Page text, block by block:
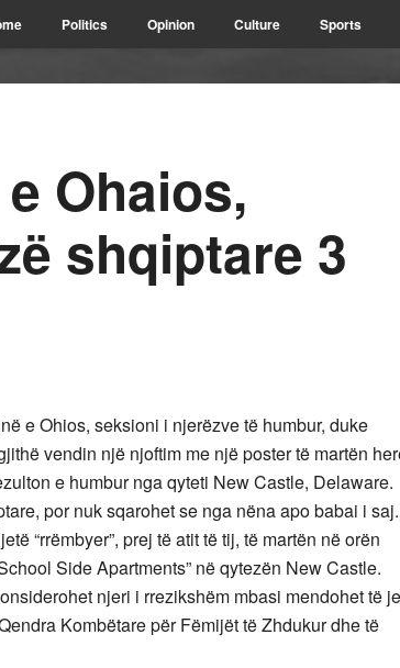
Politics Opinion Culture Sports
Ohaios,
shqiptare 3
e Ohios, seksioni i njerëzve të humbur, duke
vendin një njoftim me një poster të martën
e humbur nga qyteti New Castle, Delaware.
por nuk sqarohet se nga nëna apo babai i saj.
“rrëmbyer”, prej të atit të tij, të martën në orën
Side Apartments” në qytezën New Castle.
njeri i rrezikshëm mbasi mendohet të
Kombëtare për Fëmijët të Zhdukur dhe të